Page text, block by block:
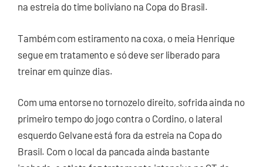
na estreia do time boliviano na Copa do Brasil.
Também com estiramento na coxa, o meia Henrique
segue em tratamento e só deve ser liberado para
treinar em quinze dias.
Com uma entorse no tornozelo direito, sofrida ainda no
primeiro tempo do jogo contra o Cordino, o lateral
esquerdo Gelvane está fora da estreia na Copa do
Brasil. Com o local da pancada ainda bastante